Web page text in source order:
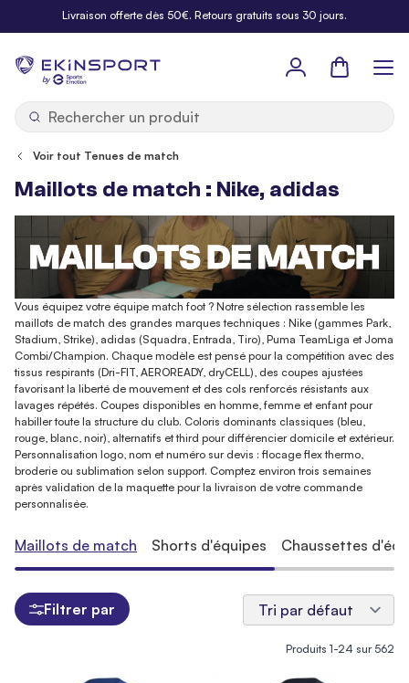
Allez au contenuLivraison offerte dès 50€. Retours gratuits sous 30 jours.
by
Panier
Voir tout Tenues de match
Maillots de match : Nike, adidas
Vous équipez votre équipe match foot ? Notre sélection rassemble les
maillots de match des grandes marques techniques : Nike (gammes Park,
Stadium, Strike), adidas (Squadra, Entrada, Tiro), Puma TeamLiga et Joma
Combi/Champion. Chaque modèle est pensé pour la compétition avec des
tissus respirants (Dri-FIT, AEROREADY, dryCELL), des coupes ajustées
favorisant la liberté de mouvement et des cols renforcés résistants aux
lavages répétés. Coupes disponibles en homme, femme et enfant pour
habiller toute la structure du club. Coloris dominants classiques (bleu,
rouge, blanc, noir), alternatifs et third pour différencier domicile et extérieur.
Personnalisation logo, nom et numéro sur devis : flocage flex thermo,
broderie ou sublimation selon support. Comptez environ trois semaines
après validation de la maquette pour la livraison de votre commande
personnalisée.
Produits 1-24 sur 562
Maillots de match Shorts d'équipes Chaussettes
Filtrer par